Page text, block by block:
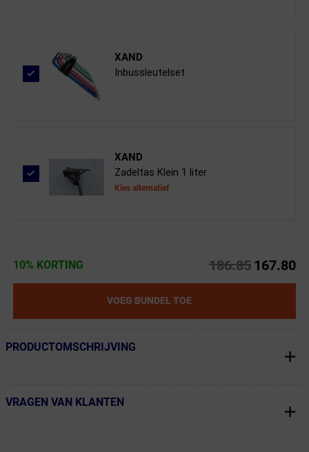
XAND
Inbussleutelset
XAND
Zadeltas Klein 1 liter
Kies alternatief
10% KORTING 186.85 167.80
VOEG BUNDEL TOE
← Terug naar productnavigatie
PRODUCTOMSCHRIJVING
← Terug naar productnavigatie
VRAGEN VAN KLANTEN